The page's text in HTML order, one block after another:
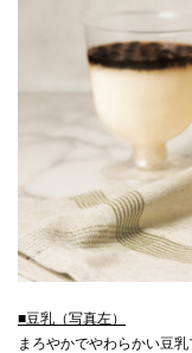
■豆乳（写真左）
まろやかでやわらかい豆